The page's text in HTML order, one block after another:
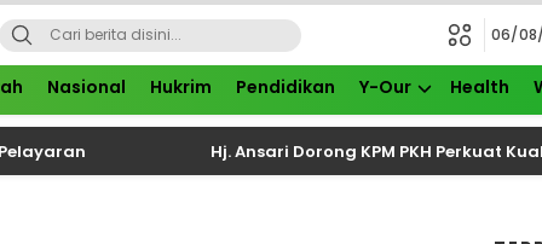
06/
Nasional Hukrim Pendidikan Y-Our Health
Hj. Ansari Dorong KPM PKH Perkuat Kualitas